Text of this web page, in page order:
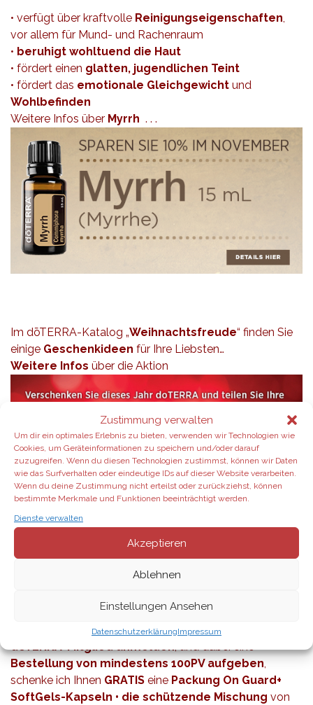
Zustimmung verwalten
Um dir ein optimales Erlebnis zu bieten, verwenden wir Technologien wie
Cookies, um Geräteinformationen zu speichern und/oder darauf
zuzugreifen. Wenn du diesen Technologien zustimmst, können wir Daten
wie das Surfverhalten oder eindeutige IDs auf dieser Website verarbeiten.
Wenn du deine Zustimmung nicht erteilst oder zurückziehst, können
bestimmte Merkmale und Funktionen beeinträchtigt werden.
Dienste verwalten
Akzeptieren
Ablehnen
Einstellungen Ansehen
DatenschutzerklärungImpressum
• verfügt über kraftvolle Reinigungseigenschaften,
vor allem für Mund- und Rachenraum
• beruhigt wohltuend die Haut
• fördert einen glatten, jugendlichen Teint
• fördert das emotionale Gleichgewicht und
Wohlbefinden
Weitere Infos über Myrrh . . .
Im dōTERRA-Katalog „Weihnachtsfreude“ finden Sie
einige Geschenkideen für Ihre Liebsten…
Weitere Infos über die Aktion
MEINE AKTION BIS ENDE NOVEMBER 2015:
Wenn Sie sich bis zum 30.11.2015 als einneues
dōTERRA-Mitglied anmelden, und dabei eine
Bestellung von mindestens 100PV aufgeben,
schenke ich Ihnen GRATIS eine Packung On Guard+
SoftGels-Kapseln • die schützende Mischung von